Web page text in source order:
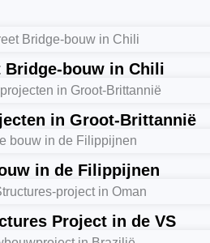
Bridge-bouw in Chili
in Groot-Brittannië
in de Filippijnen
Project in de VS